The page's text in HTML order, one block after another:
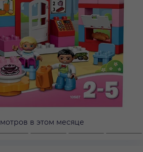
в этом месяце